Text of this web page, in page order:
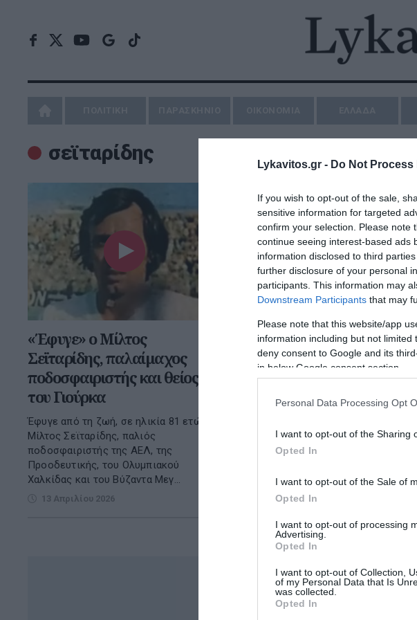
Lykavitos.gr - Do Not
If you wish to opt-out of the sale,
sensitive information for targeted
confirm your selection. Please note
continue seeing interest-based ads
information disclosed to third
further disclosure of your personal
participants. This information may
Downstream Participants that may
Please note that this website/app
information including but not
deny consent to Google and its
in below Google consent section.
Personal Data Processing Opt
I want to opt-out of the Sharing
Opted In
I want to opt-out of the Sale of
Opted In
I want to opt-out of processing
Advertising.
Opted In
I want to opt-out of Collection,
of my Personal Data that Is
was collected.
Opted In
σεϊταρίδης
«Έφυγε» ο Μίλτος
Σεϊταρίδης, παλαίμαχος
ποδοσφαιριστής και θείος
του Γιούρκα
Έφυγε από τη ζωή, σε ηλικία 81 ετών, ο
Μίλτος Σεϊταρίδης, παλιός
ποδοσφαιριστής της ΑΕΛ, της
Προοδευτικής, του Ολυμπιακού
Χαλκίδας και του Βύζαντα Μεγ...
13 Απριλίου 2026